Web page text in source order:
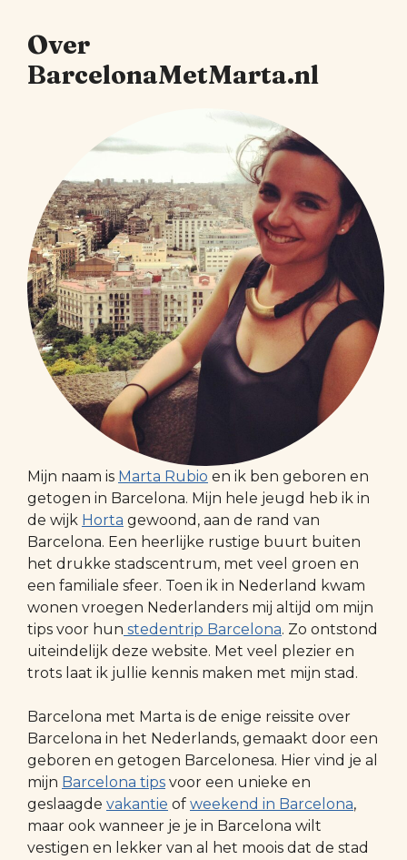
Over
BarcelonaMetMarta.nl
Mijn naam is Marta Rubio en ik ben geboren en
getogen in Barcelona. Mijn hele jeugd heb ik in
de wijk Horta gewoond, aan de rand van
Barcelona. Een heerlijke rustige buurt buiten
het drukke stadscentrum, met veel groen en
een familiale sfeer. Toen ik in Nederland kwam
wonen vroegen Nederlanders mij altijd om mijn
tips voor hun stedentrip Barcelona. Zo ontstond
uiteindelijk deze website. Met veel plezier en
trots laat ik jullie kennis maken met mijn stad.
Barcelona met Marta is de enige reissite over
Barcelona in het Nederlands, gemaakt door een
geboren en getogen Barcelonesa. Hier vind je al
mijn Barcelona tips voor een unieke en
geslaagde vakantie of weekend in Barcelona,
maar ook wanneer je je in Barcelona wilt
vestigen en lekker van al het moois dat de stad